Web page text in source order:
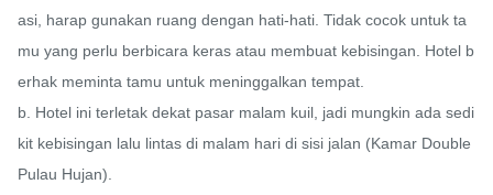
asi, harap gunakan ruang dengan hati-hati. Tidak cocok untuk ta
mu yang perlu berbicara keras atau membuat kebisingan. Hotel b
erhak meminta tamu untuk meninggalkan tempat.
b. Hotel ini terletak dekat pasar malam kuil, jadi mungkin ada sedi
kit kebisingan lalu lintas di malam hari di sisi jalan (Kamar Double
Pulau Hujan).